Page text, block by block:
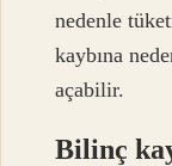
nedenle
kaybına
açabilir.
Bilinç